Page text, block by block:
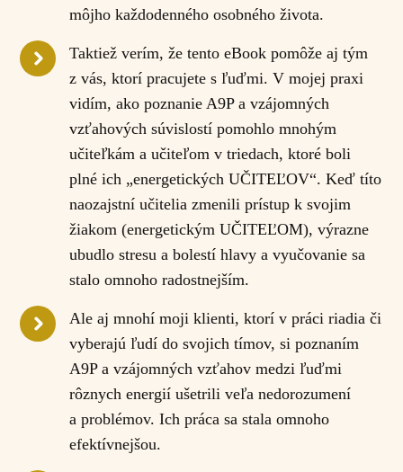
môjho každodenného osobného života.
Taktiež verím, že tento eBook pomôže aj tým
z vás, ktorí pracujete s ľuďmi. V mojej praxi
vidím, ako poznanie A9P a vzájomných
vzťahových súvislostí pomohlo mnohým
učiteľkám a učiteľom v triedach, ktoré boli
plné ich „energetických UČITEĽOV“. Keď títo
naozajstní učitelia zmenili prístup k svojim
žiakom (energetickým UČITEĽOM), výrazne
ubudlo stresu a bolestí hlavy a vyučovanie sa
stalo omnoho radostnejším.
Ale aj mnohí moji klienti, ktorí v práci riadia či
vyberajú ľudí do svojich tímov, si poznaním
A9P a vzájomných vzťahov medzi ľuďmi
rôznych energií ušetrili veľa nedorozumení
a problémov. Ich práca sa stala omnoho
efektívnejšou.